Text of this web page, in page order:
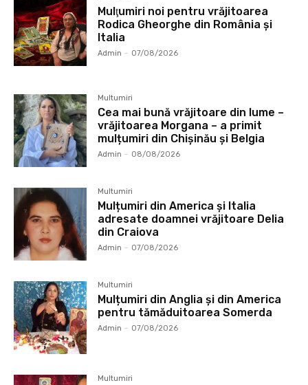
Mulţumiri noi pentru vrăjitoarea
Rodica Gheorghe din România și
Italia
Admin - 07/08/2026
Multumiri
Cea mai bună vrăjitoare din lume –
vrăjitoarea Morgana – a primit
mulțumiri din Chișinău și Belgia
Admin - 08/08/2026
Multumiri
Mulțumiri din America și Italia
adresate doamnei vrăjitoare Delia
din Craiova
Admin - 07/08/2026
Multumiri
Mulțumiri din Anglia și din America
pentru tămăduitoarea Somerda
Admin - 07/08/2026
Multumiri